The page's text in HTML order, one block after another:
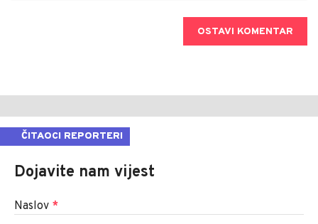
OSTAVI KOMENTAR
ČITAOCI REPORTERI
Dojavite nam vijest
Naslov *